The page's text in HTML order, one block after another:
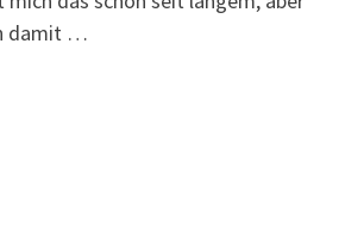
damit …